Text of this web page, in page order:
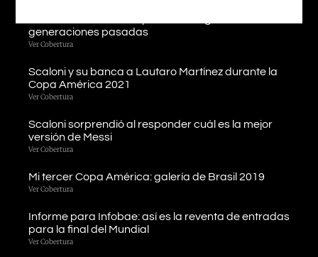
generaciones pasadas
Ver Cobertura
Scaloni y su banca a Lautaro Martínez durante la
Copa América 2021
Ver Cobertura
Scaloni sorprendió al responder cuál es la mejor
versión de Messi
Ver Cobertura
Mi tercer Copa América: galería de Brasil 2019
Ver Cobertura
Informe para Infobae: así es la reventa de entradas
para la final del Mundial
Ver Cobertura